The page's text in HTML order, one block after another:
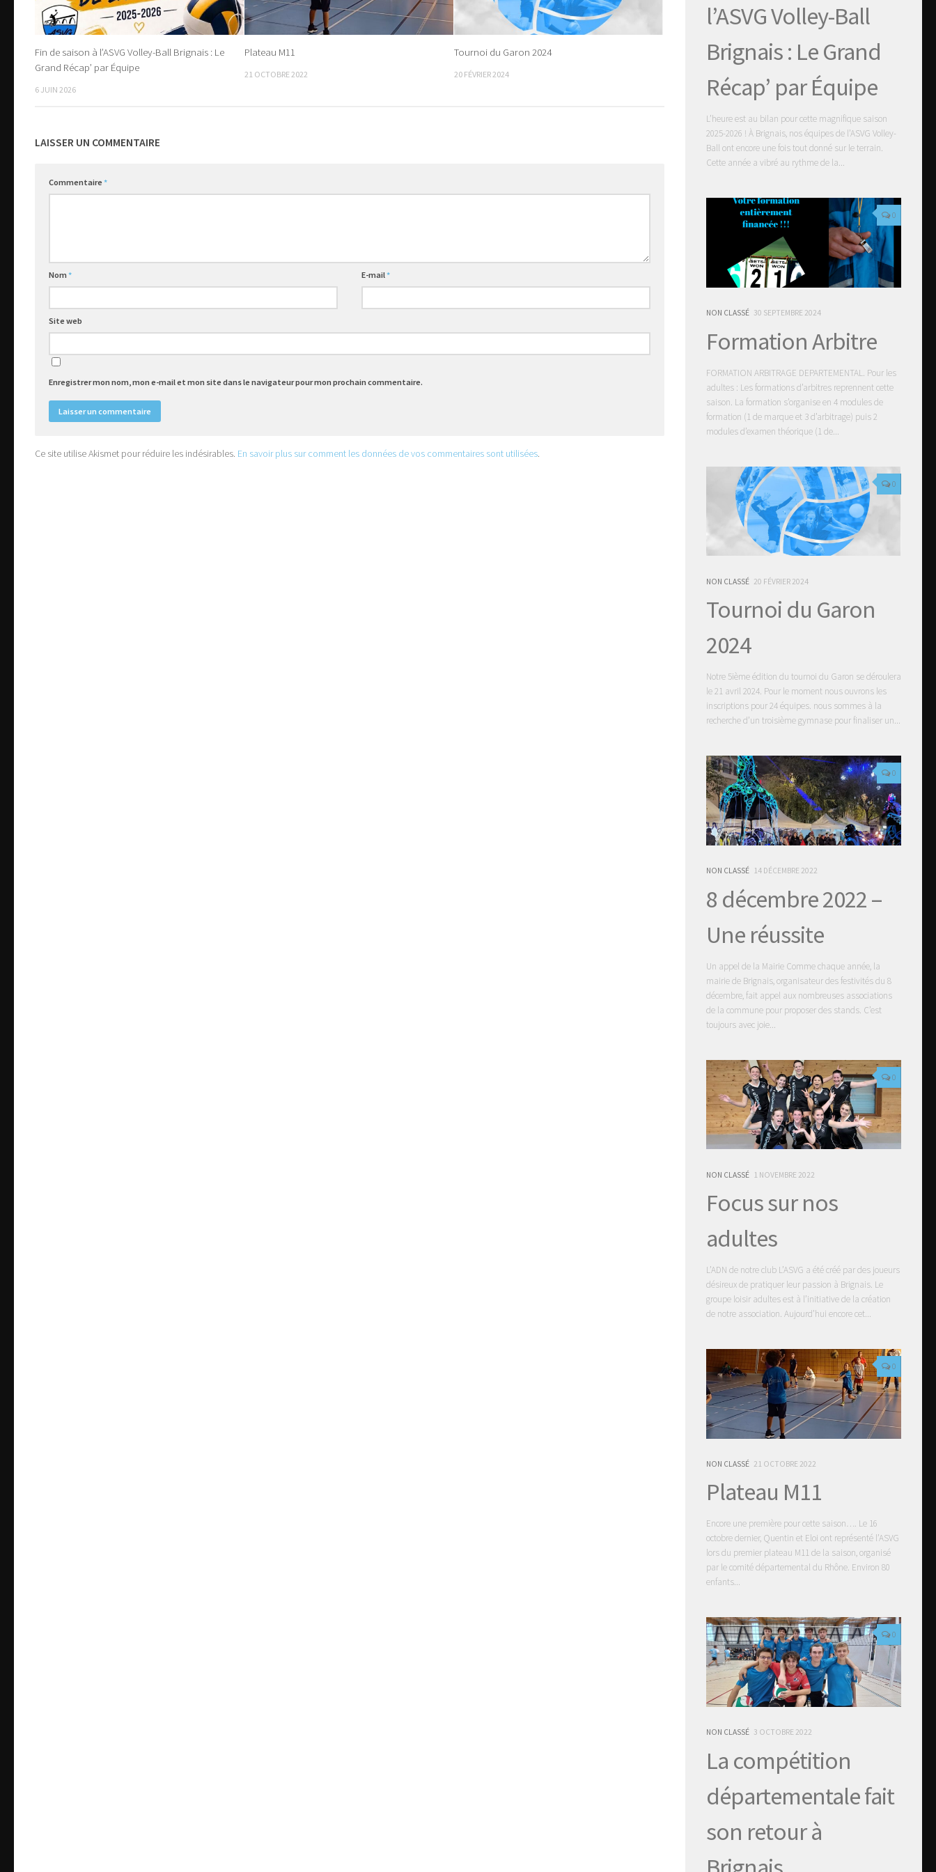
Fin de saison à l’ASVG Volley-Ball Brignais : Le
Grand Récap’ par Équipe
6 JUIN 2026
Plateau M11
21 OCTOBRE 2022
Tournoi du Garon 2024
20 FÉVRIER 2024
LAISSER UN COMMENTAIRE
Commentaire *
Nom * E-mail*
Site web
Enregistrer mon nom, mon e-mail et mon site dans le navigateur pour mon prochain commentaire.
Ce site utilise Akismet pour réduire les indésirables. En savoir plus sur comment les données de vos commentaires sont utilisées.
l’ASVG Volley-Ball
Brignais : Le Grand
Récap’ par Équipe
L’heure est au bilan pour cette magnifique saison
2025-2026 ! À Brignais, nos équipes de l’ASVG Volley-
Ball ont encore une fois tout donné sur le terrain.
Cette année a vibré au rythme de la...
0
NON CLASSÉ 30 SEPTEMBRE 2024
Formation Arbitre
FORMATION ARBITRAGE DEPARTEMENTAL. Pour les
adultes : Les formations d’arbitres reprennent cette
saison. La formation s’organise en 4 modules de
formation (1 de marque et 3 d’arbitrage) puis 2
modules d’examen théorique (1 de...
0
NON CLASSÉ 20 FÉVRIER 2024
Tournoi du Garon
2024
Notre 5ième édition du tournoi du Garon se déroulera
le 21 avril 2024. Pour le moment nous ouvrons les
inscriptions pour 24 équipes. nous sommes à la
recherche d’un troisième gymnase pour finaliser un...
0
NON CLASSÉ 14 DÉCEMBRE 2022
8 décembre 2022 –
Une réussite
Un appel de la Mairie Comme chaque année, la
mairie de Brignais, organisateur des festivités du 8
décembre, fait appel aux nombreuses associations
de la commune pour proposer des stands. C’est
toujours avec joie...
0
NON CLASSÉ 1 NOVEMBRE 2022
Focus sur nos
adultes
L’ADN de notre club L’ASVG a été créé par des joueurs
désireux de pratiquer leur passion à Brignais. Le
groupe loisir adultes est à l’initiative de la création
de notre association. Aujourd’hui encore cet...
0
NON CLASSÉ 21 OCTOBRE 2022
Plateau M11
Encore une première pour cette saison…. Le 16
octobre dernier, Quentin et Eloi ont représenté l’ASVG
lors du premier plateau M11 de la saison, organisé
par le comité départemental du Rhône. Environ 80
enfants...
0
NON CLASSÉ 3 OCTOBRE 2022
La compétition
départementale fait
son retour à